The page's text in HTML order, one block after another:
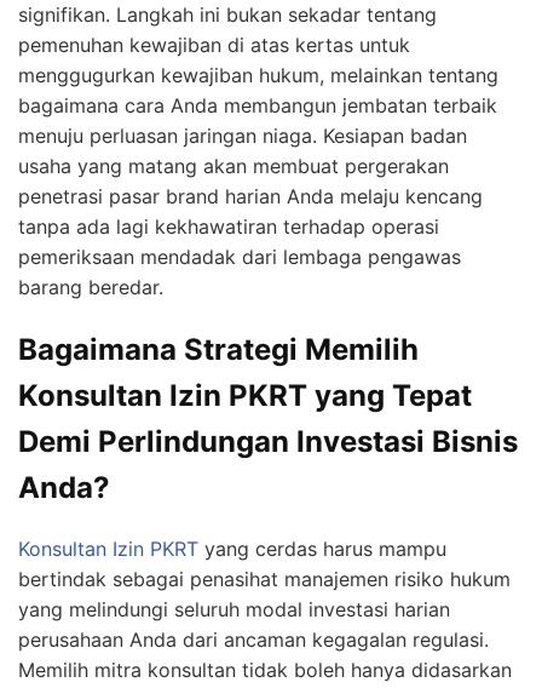
signifikan. Langkah ini bukan sekadar tentang
pemenuhan kewajiban di atas kertas untuk
menggugurkan kewajiban hukum, melainkan tentang
bagaimana cara Anda membangun jembatan terbaik
menuju perluasan jaringan niaga. Kesiapan badan
usaha yang matang akan membuat pergerakan
penetrasi pasar brand harian Anda melaju kencang
tanpa ada lagi kekhawatiran terhadap operasi
pemeriksaan mendadak dari lembaga pengawas
barang beredar.
Bagaimana Strategi Memilih
Konsultan Izin PKRT yang Tepat
Demi Perlindungan Investasi Bisnis
Anda?
Konsultan Izin PKRT yang cerdas harus mampu
bertindak sebagai penasihat manajemen risiko hukum
yang melindungi seluruh modal investasi harian
perusahaan Anda dari ancaman kegagalan regulasi.
Memilih mitra konsultan tidak boleh hanya didasarkan